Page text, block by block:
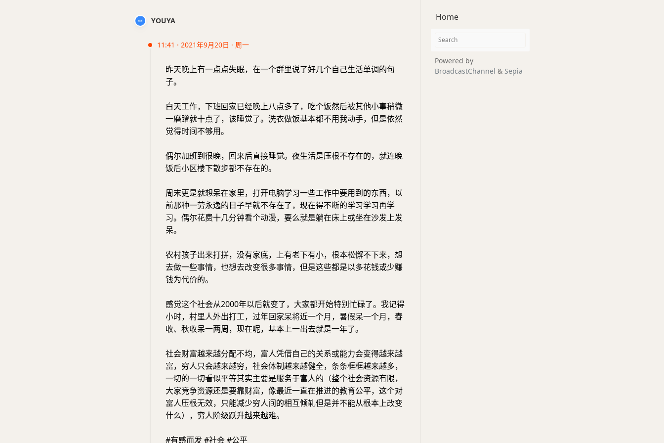
YOUYA
11:41 · 2021年9月20日 · 周一
昨天晚上有一点点失眠，在一个群里说了好几个自己生活单调的句
子。
白天工作，下班回家已经晚上八点多了，吃个饭然后被其他小事稍微
一磨蹭就十点了，该睡觉了。洗衣做饭基本都不用我动手，但是依然
觉得时间不够用。
偶尔加班到很晚，回来后直接睡觉。夜生活是压根不存在的，就连晚
饭后小区楼下散步都不存在的。
周末更是就想呆在家里，打开电脑学习一些工作中要用到的东西，以
前那种一劳永逸的日子早就不存在了，现在得不断的学习学习再学
习。偶尔花费十几分钟看个动漫，要么就是躺在床上或坐在沙发上发
呆。
农村孩子出来打拼，没有家底，上有老下有小，根本松懈不下来，想
去做一些事情，也想去改变很多事情，但是这些都是以多花钱或少赚
钱为代价的。
感觉这个社会从2000年以后就变了，大家都开始特别忙碌了。我记得
小时，村里人外出打工，过年回家呆将近一个月，暑假呆一个月，春
收、秋收呆一两周，现在呢，基本上一出去就是一年了。
社会财富越来越分配不均，富人凭借自己的关系或能力会变得越来越
富，穷人只会越来越穷，社会体制越来越健全，条条框框越来越多，
一切的一切看似平等其实主要是服务于富人的（整个社会资源有限，
大家竞争资源还是要靠财富，像最近一直在推进的教育公平，这个对
富人压根无效，只能减少穷人间的相互倾轧但是并不能从根本上改变
什么），穷人阶级跃升越来越难。
#有感而发 #社会 #公平
Home
Powered by
BroadcastChannel & Sepia